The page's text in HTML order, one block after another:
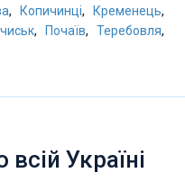
, Копичинці, Кременець,
, Почаїв, Теребовля,
Україні